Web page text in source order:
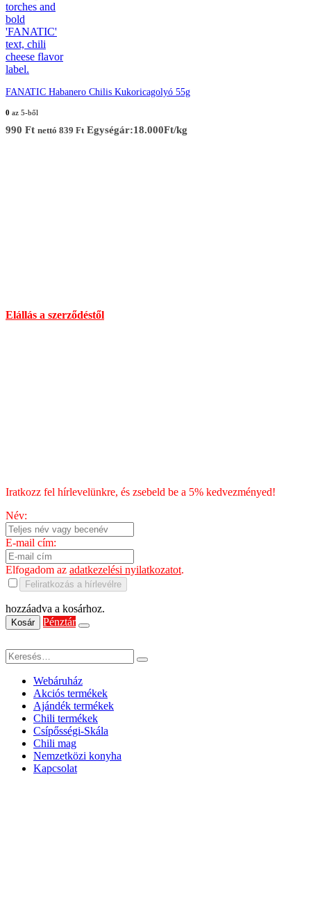
FANATIC Habanero Chilis Kukoricagolyó 55g
0 az 5-ből
990 Ft nettó 839 Ft Egységár:18.000Ft/kg
Elállás a szerződéstől
Iratkozz fel hírlevelünkre, és zsebeld be a 5% kedvezményed!
Név:
E-mail cím:
Elfogadom az adatkezelési nyilatkozatot.
Feliratkozás a hírlevélre
hozzáadva a kosárhoz.
Kosár Pénztár
Webáruház
Akciós termékek
Ajándék termékek
Chili termékek
Csípősségi-Skála
Chili mag
Nemzetközi konyha
Kapcsolat